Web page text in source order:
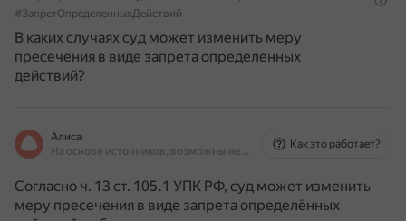
#ЗапретОпределенныхДействий
В каких случаях суд может изменить меру
пресечения в виде запрета определенных
действий?
Алиса
На основе источников, возможны неточности
Как это работает?
Согласно ч. 13 ст. 105.1 УПК РФ, суд может изменить
меру пресечения в виде запрета определённых